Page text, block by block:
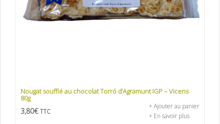
Nougat soufflé au chocolat Torró d’Agramunt IGP – Vicens
80g
3,80€ TTC
+ Ajouter au panier
+ En savoir plus